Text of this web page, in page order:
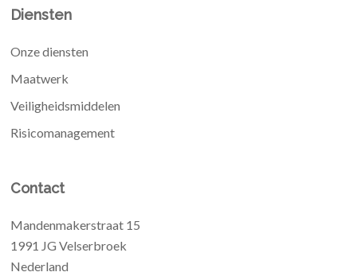
Diensten
Onze diensten
Maatwerk
Veiligheidsmiddelen
Risicomanagement
Contact
Mandenmakerstraat 15
1991 JG Velserbroek
Nederland